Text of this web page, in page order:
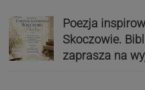
Poezja
Skoczowie.
zaprasza na